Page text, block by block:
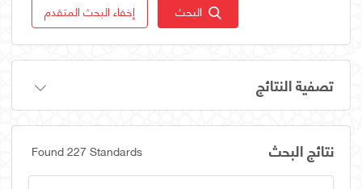
البحث إخفاء البحث المتقدم
تصفية النتائج
نتائج البحث Found 227 Standards